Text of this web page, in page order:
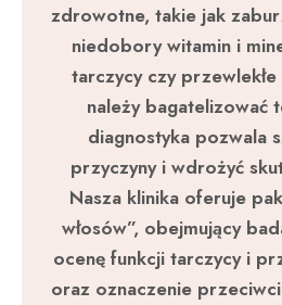
zdrowotne, takie jak
niedobory witamin i
tarczycy czy
należy bagatelizować
diagnostyka pozwala
przyczyny i wdrożyć
Nasza klinika oferuje
włosów”, obejmujący
ocenę funkcji tarczycy i
oraz oznaczenie